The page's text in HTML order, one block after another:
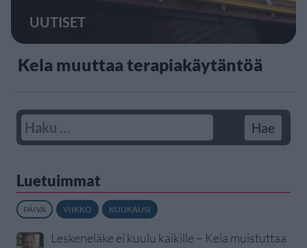
UUTISET
Kela muuttaa terapiakäytäntöä
Luetuimmat
PÄIVÄ VIIKKO KUUKAUSI
Leskeneläke ei kuulu kaikille – Kela muistuttaa